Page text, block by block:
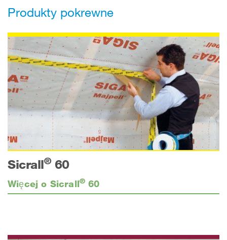
Produkty pokrewne
Sicrall®60
Więcej o Sicrall® 60